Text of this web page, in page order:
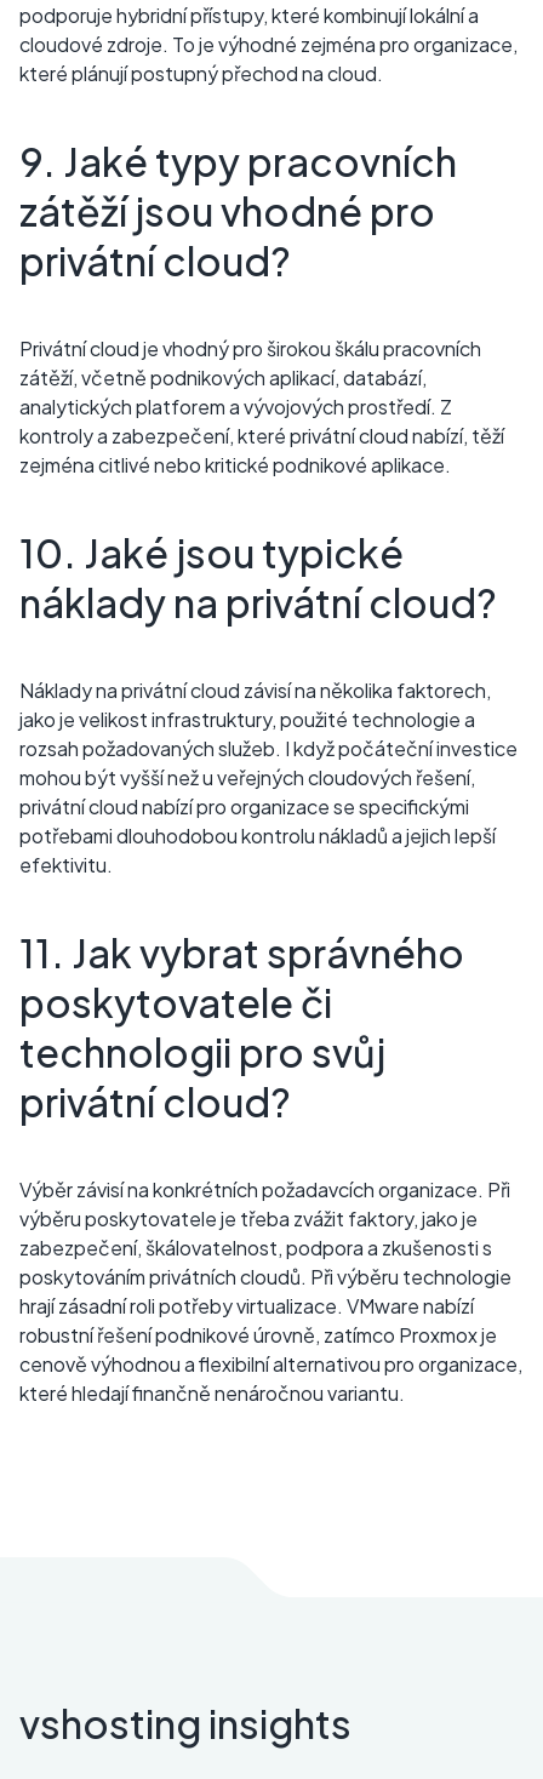
podporuje hybridní přístupy, které kombinují lokální a
cloudové zdroje. To je výhodné zejména pro organizace,
které plánují postupný přechod na cloud.
9. Jaké typy pracovních
zátěží jsou vhodné pro
privátní cloud?
Privátní cloud je vhodný pro širokou škálu pracovních
zátěží, včetně podnikových aplikací, databází,
analytických platforem a vývojových prostředí. Z
kontroly a zabezpečení, které privátní cloud nabízí, těží
zejména citlivé nebo kritické podnikové aplikace.
10. Jaké jsou typické
náklady na privátní cloud?
Náklady na privátní cloud závisí na několika faktorech,
jako je velikost infrastruktury, použité technologie a
rozsah požadovaných služeb. I když počáteční investice
mohou být vyšší než u veřejných cloudových řešení,
privátní cloud nabízí pro organizace se specifickými
potřebami dlouhodobou kontrolu nákladů a jejich lepší
efektivitu.
11. Jak vybrat správného
poskytovatele či
technologii pro svůj
privátní cloud?
Výběr závisí na konkrétních požadavcích organizace. Při
výběru poskytovatele je třeba zvážit faktory, jako je
zabezpečení, škálovatelnost, podpora a zkušenosti s
poskytováním privátních cloudů. Při výběru technologie
hrají zásadní roli potřeby virtualizace. VMware nabízí
robustní řešení podnikové úrovně, zatímco Proxmox je
cenově výhodnou a flexibilní alternativou pro organizace,
které hledají finančně nenáročnou variantu.
vshosting insights